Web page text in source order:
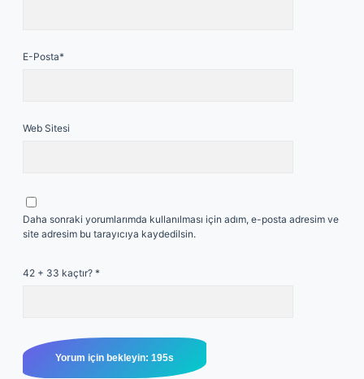
E-Posta*
Web Sitesi
Daha sonraki yorumlarımda kullanılması için adım, e-posta adresim ve
site adresim bu tarayıcıya kaydedilsin.
42 + 33 kaçtır? *